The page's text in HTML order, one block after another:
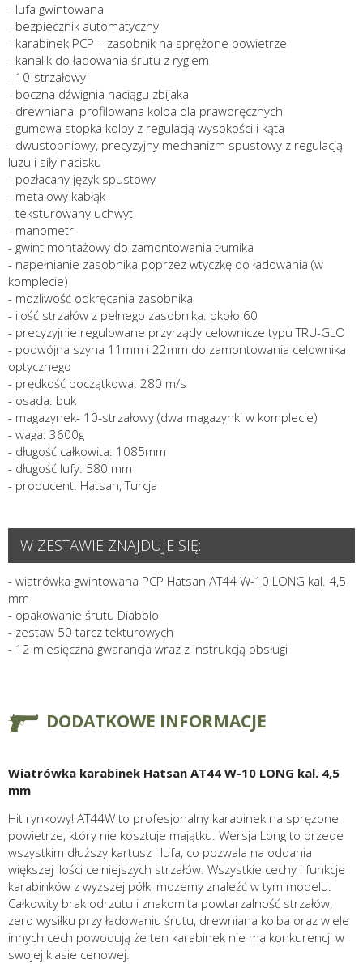
- lufa gwintowana
- bezpiecznik automatyczny
- karabinek PCP – zasobnik na sprężone powietrze
- kanalik do ładowania śrutu z ryglem
- 10-strzałowy
- boczna dźwignia naciągu zbijaka
- drewniana, profilowana kolba dla praworęcznych
- gumowa stopka kolby z regulacją wysokości i kąta
- dwustopniowy, precyzyjny mechanizm spustowy z regulacją
luzu i siły nacisku
- pozłacany język spustowy
- metalowy kabłąk
- teksturowany uchwyt
- manometr
- gwint montażowy do zamontowania tłumika
- napełnianie zasobnika poprzez wtyczkę do ładowania (w
komplecie)
- możliwość odkręcania zasobnika
- ilość strzałów z pełnego zasobnika: około 60
- precyzyjnie regulowane przyrządy celownicze typu TRU-GLO
- podwójna szyna 11mm i 22mm do zamontowania celownika
optycznego
- prędkość początkowa: 280 m/s
- osada: buk
- magazynek- 10-strzałowy (dwa magazynki w komplecie)
- waga: 3600g
- długość całkowita: 1085mm
- długość lufy: 580 mm
- producent: Hatsan, Turcja
W ZESTAWIE ZNAJDUJE SIĘ:
- wiatrówka gwintowana PCP Hatsan AT44 W-10 LONG kal. 4,5
mm
- opakowanie śrutu Diabolo
- zestaw 50 tarcz tekturowych
- 12 miesięczna gwarancja wraz z instrukcją obsługi
DODATKOWE INFORMACJE
Wiatrówka karabinek Hatsan AT44 W-10 LONG kal. 4,5
mm
Hit rynkowy! AT44W to profesjonalny karabinek na sprężone
powietrze, który nie kosztuje majątku. Wersja Long to przede
wszystkim dłuższy kartusz i lufa, co pozwala na oddania
większej ilości celniejszych strzałów. Wszystkie cechy i funkcje
karabinków z wyższej półki możemy znaleźć w tym modelu.
Całkowity brak odrzutu i znakomita powtarzalność strzałów,
zero wysiłku przy ładowaniu śrutu, drewniana kolba oraz wiele
innych cech powodują że ten karabinek nie ma konkurencji w
swojej klasie cenowej.